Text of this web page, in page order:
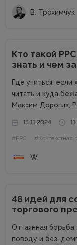
В. Трохимчук
Кто такой
знать и чем
Где учиться,
читать и куда
Максим Дорогих,
рассказал о
рекламе и дал
15.11.2024
#PPC #Контекстная
W.
48 идей для
торгового
Отчаянная борьба
поводу и без,